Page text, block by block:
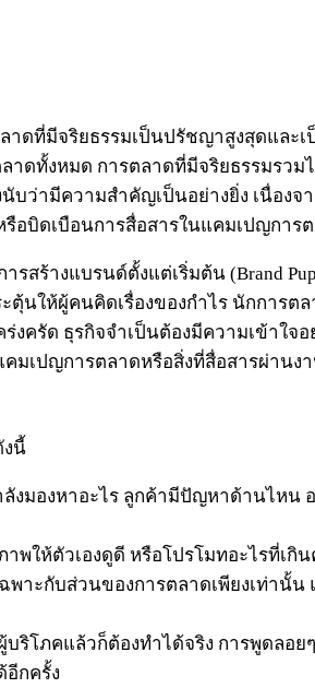
าดที่มีจริยธรรมเป็นปรัชญาสูงสุดและ
ดทั้งหมด การตลาดที่มีจริยธรรมรว
บว่ามีความสำคัญเป็นอย่างยิ่ง เนื่อ
บิดเบือนการสื่อสารในแคมเปญการ
ร้างแบรนด์ตั้งแต่เริ่มต้น (Brand
ตุ้นให้ผู้คนคิดเรื่องของกำไร นักการ
ครัด ธุรกิจจำเป็นต้องมีความเข้าใ
มเปญการตลาดหรือสิ่งที่สื่อสารผ่านง
งนี้
ลังมองหาอะไร ลูกค้ามีปัญหาด้านไห
ให้ตัวเองดูดี หรือโปรโมทอะไรที่เกิ
าะกับส่วนของการตลาดเพียงเท่านั้น
ริโภคแล้วก็ต้องทำได้จริง การพูดลอย
กครั้ง